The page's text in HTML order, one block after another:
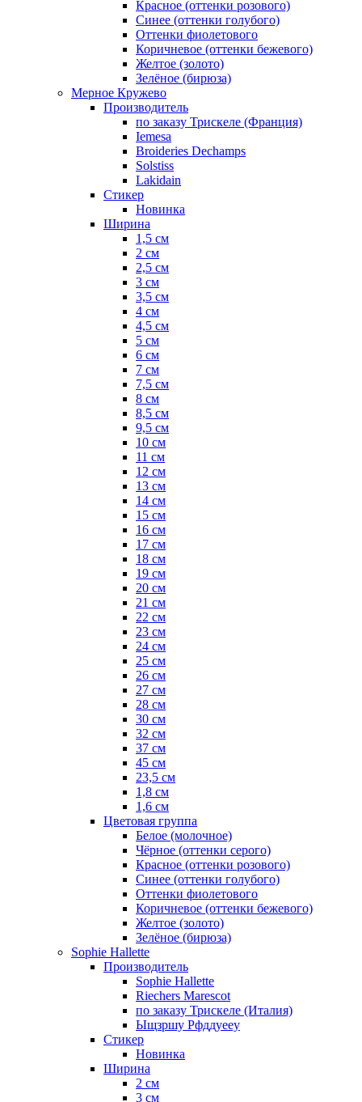
Красное (оттенки розового)
Синее (оттенки голубого)
Оттенки фиолетового
Коричневое (оттенки бежевого)
Желтое (золото)
Зелёное (бирюза)
Мерное Кружево
Производитель
по заказу Трискеле (Франция)
Iemesa
Broideries Dechamps
Solstiss
Lakidain
Стикер
Новинка
Ширина
1,5 см
2 см
2,5 см
3 см
3,5 см
4 см
4,5 см
5 см
6 см
7 см
7,5 см
8 см
8,5 см
9,5 см
10 см
11 см
12 см
13 см
14 см
15 см
16 см
17 см
18 см
19 см
20 см
21 см
22 см
23 см
24 см
25 см
26 см
27 см
28 см
30 см
32 см
37 см
45 см
23,5 см
1,8 см
1,6 см
Цветовая группа
Белое (молочное)
Чёрное (оттенки серого)
Красное (оттенки розового)
Синее (оттенки голубого)
Оттенки фиолетового
Коричневое (оттенки бежевого)
Желтое (золото)
Зелёное (бирюза)
Sophie Hallette
Производитель
Sophie Hallette
Riechers Marescot
по заказу Трискеле (Италия)
Ыщзршу Рфддуееу
Стикер
Новинка
Ширина
2 см
3 см